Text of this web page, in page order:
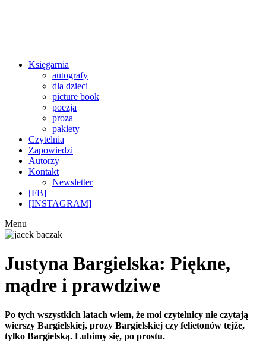
Księgarnia
autografy
dla dzieci
picture book
poezja
proza
pakiety
Czytelnia
Zapowiedzi
Autorzy
Kontakt
Newsletter
[FB]
[INSTAGRAM]
Menu
Justyna Bargielska: Piękne,
mądre i prawdziwe
Po tych wszystkich latach wiem, że moi czytelnicy nie czytają
wierszy Bargielskiej, prozy Bargielskiej czy felietonów tejże,
tylko Bargielską. Lubimy się, po prostu.